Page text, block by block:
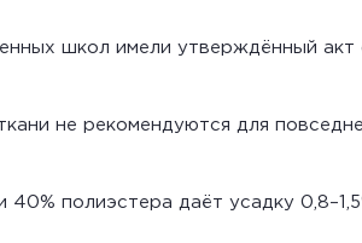
школ имели утверждённый
не рекомендуются для
полиэстера даёт усадку